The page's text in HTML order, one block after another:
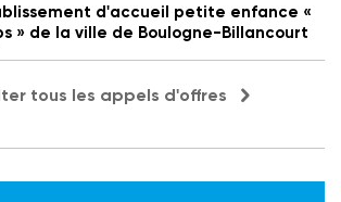
d'accueil petite enfance «
» de la ville de Boulogne-Billancourt
tous les appels d'offres